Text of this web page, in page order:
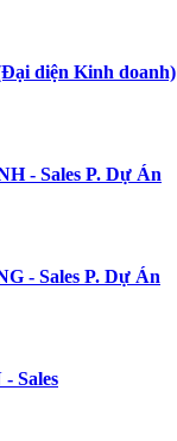
diện Kinh doanh)
- Sales P. Dự Án
- Sales P. Dự Án
Sales